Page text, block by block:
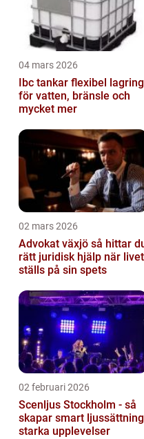
04 mars 2026
Ibc tankar flexibel lagring
för vatten, bränsle och
mycket mer
02 mars 2026
Advokat växjö så hittar du
rätt juridisk hjälp när livet
ställs på sin spets
02 februari 2026
Scenljus Stockholm - så
skapar smart ljussättning
starka upplevelser